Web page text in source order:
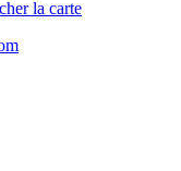
la carte